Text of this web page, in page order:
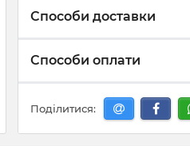
Способи доставки
Способи оплати
Поділитися: